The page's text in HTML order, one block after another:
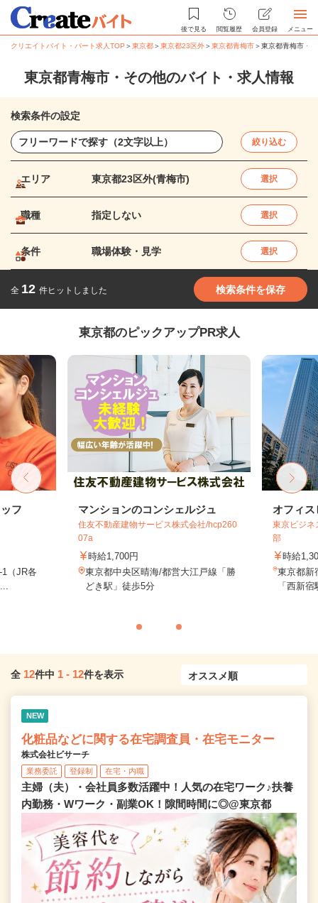
後で見る 閲覧履歴 会員登録 メニュー
クリエイトバイト・パート求人TOP ＞東京都＞東京都23区外＞東京都青梅市＞東京都青梅市・
東京都青梅市・その他のバイト・求人情報
検索条件の設定
絞り込む
エリア 東京都23区外(青梅市) 選択
職種 指定しない 選択
条件 職場体験・見学 選択
全 12 件ヒットしました 検索条件を保存
東京都のピックアップPR求人
フ
（JR各
マンションのコンシェルジュ
住友不動産建物サービス株式会社/hcp260
07a
時給1,700円
東京都中央区晴海/都営大江戸線「勝
どき駅」徒歩5分
オフィス
東京ビジ
部
時給
東京都新
「西新
全 12件中 1 - 12件を表示
NEW
化粧品などに関する在宅調査員・在宅モニター
株式会社ビサーチ
業務委託 登録制 在宅・内職
主婦（夫）・会社員多数活躍中！人気の在宅ワーク♪扶養
内勤務・Wワーク・副業OK！隙間時間に◎@東京都